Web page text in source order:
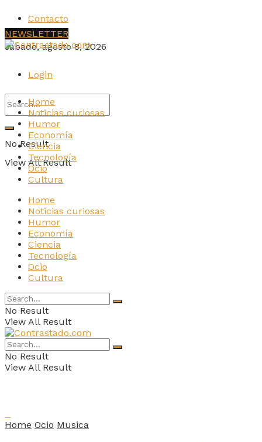
Contacto
sábado, agosto 8, 2026
Login
No Result
View All Result
NEWSLETTER
Home
Noticias curiosas
Humor
Economía
Ciencia
Tecnología
Ocio
Cultura
Home
Noticias curiosas
Humor
Economía
Ciencia
Tecnología
Ocio
Cultura
No Result
View All Result
No Result
View All Result
Home Ocio Musica